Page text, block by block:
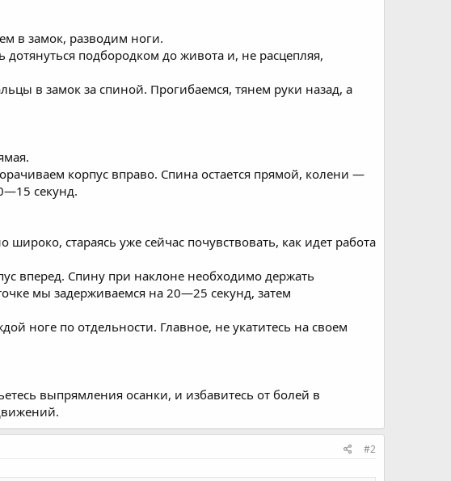
в замок, разводим ноги.
дотянуться подбородком до живота и, не расцепляя,
в замок за спиной. Прогибаемся, тянем руки назад, а
корпус вправо. Спина остается прямой, колени —
секунд.
стараясь уже сейчас почувствовать, как идет работа
вперед. Спину при наклоне необходимо держать
мы задерживаемся на 20—25 секунд, затем
ноге по отдельности. Главное, не укатитесь на своем
выпрямления осанки, и избавитесь от болей в
#2